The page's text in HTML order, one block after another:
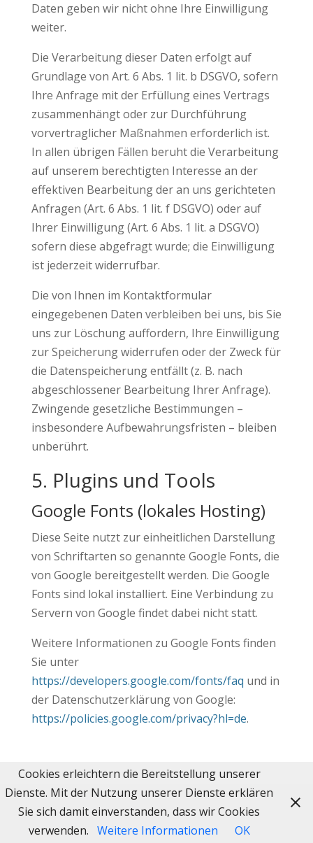
Daten geben wir nicht ohne Ihre Einwilligung
weiter.
Die Verarbeitung dieser Daten erfolgt auf
Grundlage von Art. 6 Abs. 1 lit. b DSGVO, sofern
Ihre Anfrage mit der Erfüllung eines Vertrags
zusammenhängt oder zur Durchführung
vorvertraglicher Maßnahmen erforderlich ist.
In allen übrigen Fällen beruht die Verarbeitung
auf unserem berechtigten Interesse an der
effektiven Bearbeitung der an uns gerichteten
Anfragen (Art. 6 Abs. 1 lit. f DSGVO) oder auf
Ihrer Einwilligung (Art. 6 Abs. 1 lit. a DSGVO)
sofern diese abgefragt wurde; die Einwilligung
ist jederzeit widerrufbar.
Die von Ihnen im Kontaktformular
eingegebenen Daten verbleiben bei uns, bis Sie
uns zur Löschung auffordern, Ihre Einwilligung
zur Speicherung widerrufen oder der Zweck für
die Datenspeicherung entfällt (z. B. nach
abgeschlossener Bearbeitung Ihrer Anfrage).
Zwingende gesetzliche Bestimmungen –
insbesondere Aufbewahrungsfristen – bleiben
unberührt.
5. Plugins und Tools
Google Fonts (lokales Hosting)
Diese Seite nutzt zur einheitlichen Darstellung
von Schriftarten so genannte Google Fonts, die
von Google bereitgestellt werden. Die Google
Fonts sind lokal installiert. Eine Verbindung zu
Servern von Google findet dabei nicht statt.
Weitere Informationen zu Google Fonts finden
Sie unter
https://developers.google.com/fonts/faq und in
der Datenschutzerklärung von Google:
https://policies.google.com/privacy?hl=de.
Cookies erleichtern die Bereitstellung unserer
Dienste. Mit der Nutzung unserer Dienste erklären
Sie sich damit einverstanden, dass wir Cookies
verwenden. Weitere Informationen OK